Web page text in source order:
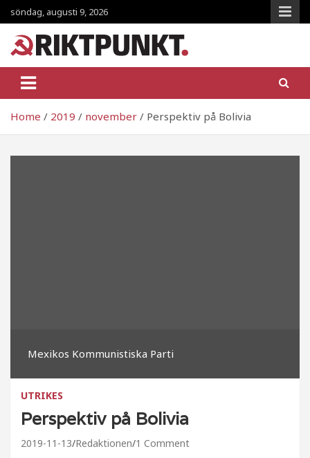
Skip
to
content
söndag, augusti 9, 2026
RiktpunKt.nu
Home 2019 november Perspektiv på Bolivia
Mexikos Kommunistiska Parti
UTRIKES
Perspektiv på Bolivia
2019-11-13 Redaktionen 1 Comment